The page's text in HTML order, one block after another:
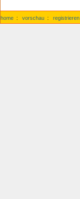
home : vorschau : registrieren